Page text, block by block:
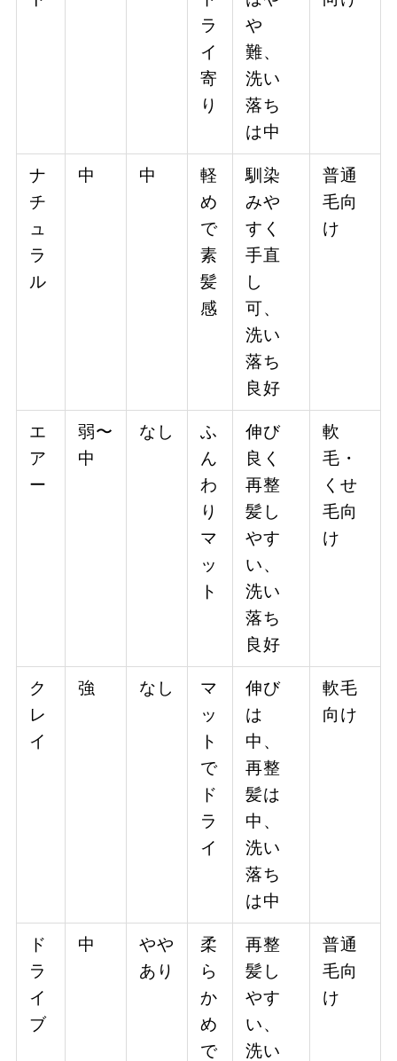
ラ
イ
寄
り
や
難、
洗い
落ち
は中
ナ
チ
ュ
ラ
ル
中 中
軽
め
で
素
髪
感
馴染
みや
すく
手直
し
可、
洗い
落ち
良好
普通
毛向
け
エ
ア
ー
弱〜
中
なし
ふ
ん
わ
り
マ
ッ
ト
伸び
良く
再整
髪し
やす
い、
洗い
落ち
良好
軟
毛・
くせ
毛向
け
ク
レ
イ
強 なし
マ
ッ
ト
で
ド
ラ
イ
伸び
は
中、
再整
髪は
中、
洗い
落ち
は中
軟毛
向け
ド
ラ
イ
ブ
中
やや
あり
柔
ら
か
め
で
再整
髪し
やす
い、
洗い
普通
毛向
け